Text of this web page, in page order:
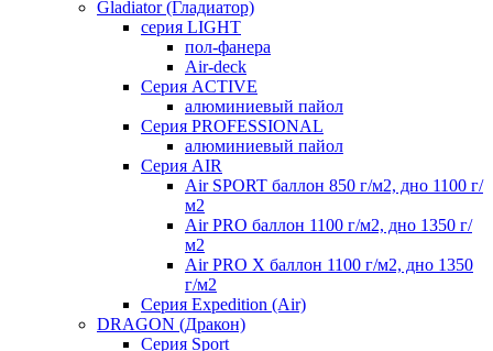
Gladiator (Гладиатор)
серия LIGHT
пол-фанера
Air-deck
Серия ACTIVE
алюминиевый пайол
Серия PROFESSIONAL
алюминиевый пайол
Серия AIR
Air SPORT баллон 850 г/м2, дно 1100 г/
м2
Air PRO баллон 1100 г/м2, дно 1350 г/
м2
Air PRO X баллон 1100 г/м2, дно 1350
г/м2
Серия Expedition (Air)
DRAGON (Дракон)
Серия Sport